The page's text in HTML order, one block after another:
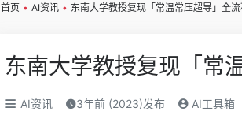
首页 • AI资讯 • 东南大学教授复现「常温常压超导」全
东南大学教授复现「常
AI资讯 3年前 (2023)发布 AI工具箱